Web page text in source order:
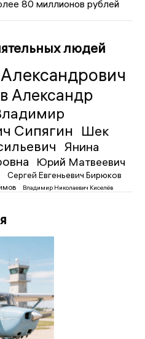
80 миллионов рублей
людей
Александр
Сипягин Шек
Янина
Юрий Матвеевич
Сергей Евгеньевич Бирюков
Владимир Николаевич Киселёв